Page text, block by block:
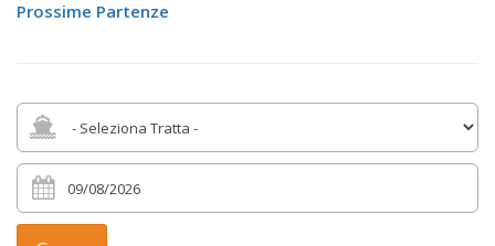
Prossime Partenze